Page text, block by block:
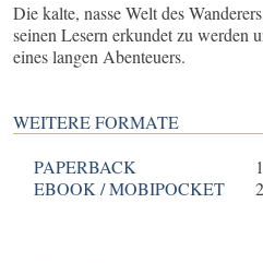
Die kalte, nasse Welt des
seinen Lesern erkundet zu werden
eines langen Abenteuers.
WEITERE FORMATE
PAPERBACK
EBOOK / MOBIPOCKET